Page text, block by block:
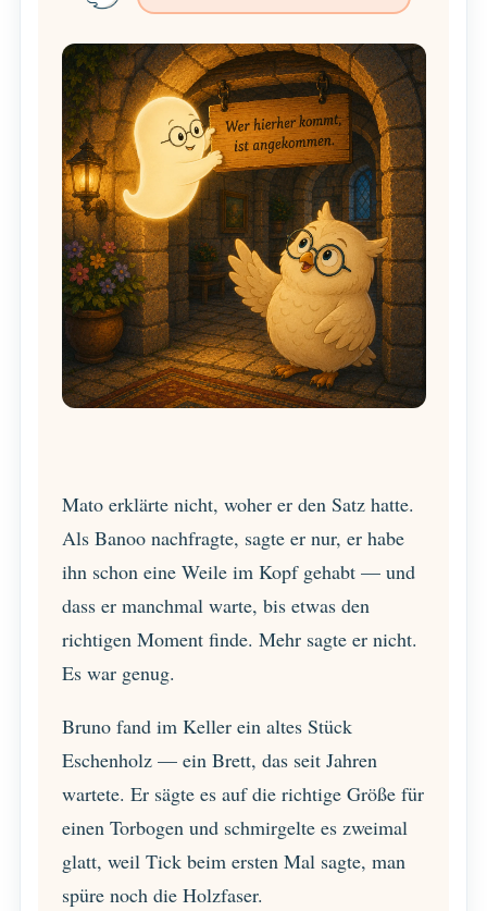
Mato erklärte nicht, woher er den Satz hatte.
Als Banoo nachfragte, sagte er nur, er habe
ihn schon eine Weile im Kopf gehabt — und
dass er manchmal warte, bis etwas den
richtigen Moment finde. Mehr sagte er nicht.
Es war genug.
Bruno fand im Keller ein altes Stück
Eschenholz — ein Brett, das seit Jahren
wartete. Er sägte es auf die richtige Größe für
einen Torbogen und schmirgelte es zweimal
glatt, weil Tick beim ersten Mal sagte, man
spüre noch die Holzfaser.